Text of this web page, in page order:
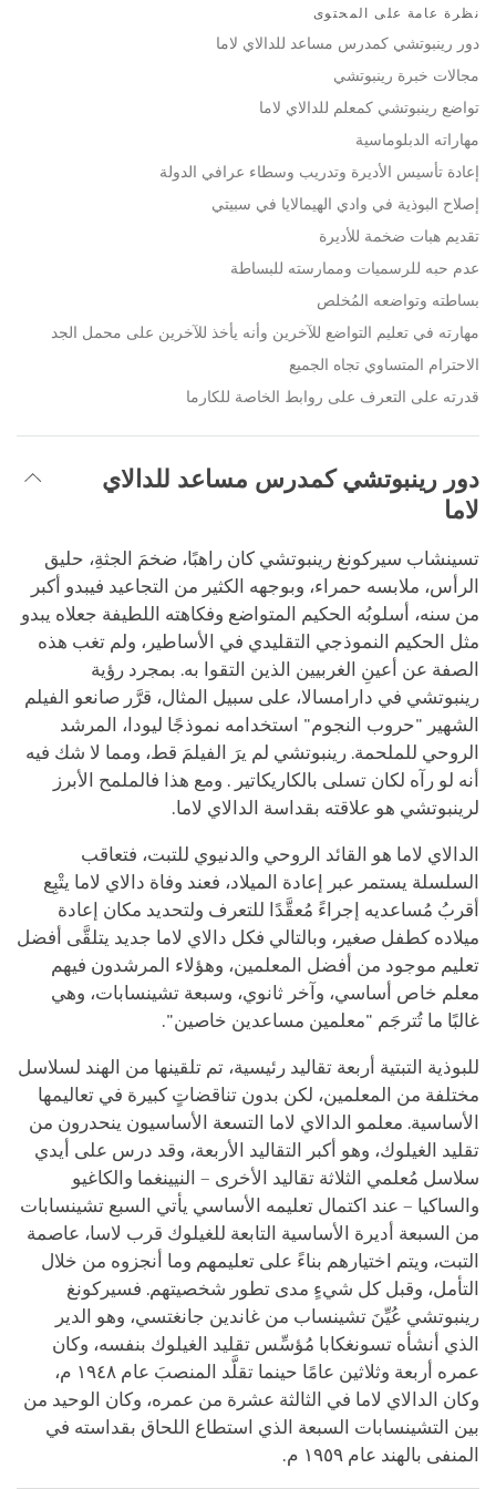
facebook
نظرة عامة على المحتوى
دور رينبوتشي كمدرس مساعد للدالاي لاما
مجالات خبرة رينبوتشي
تواضع رينبوتشي كمعلم للدالاي لاما
مهاراته الدبلوماسية
إعادة تأسيس الأديرة وتدريب وسطاء عرافي الدولة
إصلاح البوذية في وادي الهيمالايا في سبيتي
تقديم هبات ضخمة للأديرة
عدم حبه للرسميات وممارسته للبساطة
بساطته وتواضعه المُخلص
مهارته في تعليم التواضع للآخرين وأنه يأخذ للآخرين على محمل الجد
الاحترام المتساوي تجاه الجميع
قدرته على التعرف على روابط الخاصة للكارما
دور رينبوتشي كمدرس مساعد للدالاي
لاما
تسينشاب سيركونغ رينبوتشي كان راهبًا، ضخمَ الجثةِ، حليق
الرأس، ملابسه حمراء، وبوجهه الكثير من التجاعيد فيبدو أكبر
من سنه، أسلوبُه الحكيم المتواضع وفكاهته اللطيفة جعلاه يبدو
مثل الحكيم النموذجي التقليدي في الأساطير، ولم تغب هذه
الصفة عن أعينِ الغربيين الذين التقوا به. بمجرد رؤية
رينبوتشي في دارامسالا، على سبيل المثال، قرَّر صانعو الفيلم
الشهير "حروب النجوم" استخدامه نموذجًا ليودا، المرشد
الروحي للملحمة. رينبوتشي لم يرَ الفيلمَ قط، ومما لا شك فيه
أنه لو رآه لكان تسلى بالكاريكاتير . ومع هذا فالملمح الأبرز
لرينبوتشي هو علاقته بقداسة الدالاي لاما.
الدالاي لاما هو القائد الروحي والدنيوي للتبت، فتعاقب
السلسلة يستمر عبر إعادة الميلاد، فعند وفاة دالاي لاما يتْبِع
أقربُ مُساعديه إجراءً مُعقَّدًا للتعرف ولتحديد مكان إعادة
ميلاده كطفل صغير، وبالتالي فكل دالاي لاما جديد يتلقَّى أفضل
تعليم موجود من أفضل المعلمين، وهؤلاء المرشدون فيهم
معلم خاص أساسي، وآخر ثانوي، وسبعة تشينسابات، وهي
غالبًا ما تُترجَم "معلمين مساعدين خاصين".
للبوذية التبتية أربعة تقاليد رئيسية، تم تلقينها من الهند لسلاسل
مختلفة من المعلمين، لكن بدون تناقضاتٍ كبيرة في تعاليمها
الأساسية. معلمو الدالاي لاما التسعة الأساسيون ينحدرون من
تقليد الغيلوك، وهو أكبر التقاليد الأربعة، وقد درس على أيدي
سلاسل مُعلمي الثلاثة تقاليد الأخرى – النيينغما والكاغيو
والساكيا – عند اكتمال تعليمه الأساسي يأتي السبع تشينسابات
من السبعة أديرة الأساسية التابعة للغيلوك قرب لاسا، عاصمة
التبت، ويتم اختيارهم بناءً على تعليمهم وما أنجزوه من خلال
التأمل، وقبل كل شيءٍ مدى تطور شخصيتهم. فسيركونغ
رينبوتشي عُيِّنَ تشينساب من غاندين جانغتسي، وهو الدير
الذي أنشأه تسونغكابا مُؤسِّس تقليد الغيلوك بنفسه، وكان
عمره أربعة وثلاثين عامًا حينما تقلَّد المنصبَ عام ١٩٤٨ م،
وكان الدالاي لاما في الثالثة عشرة من عمره، وكان الوحيد من
بين التشينسابات السبعة الذي استطاع اللحاق بقداسته في
المنفى بالهند عام ١٩٥٩ م.